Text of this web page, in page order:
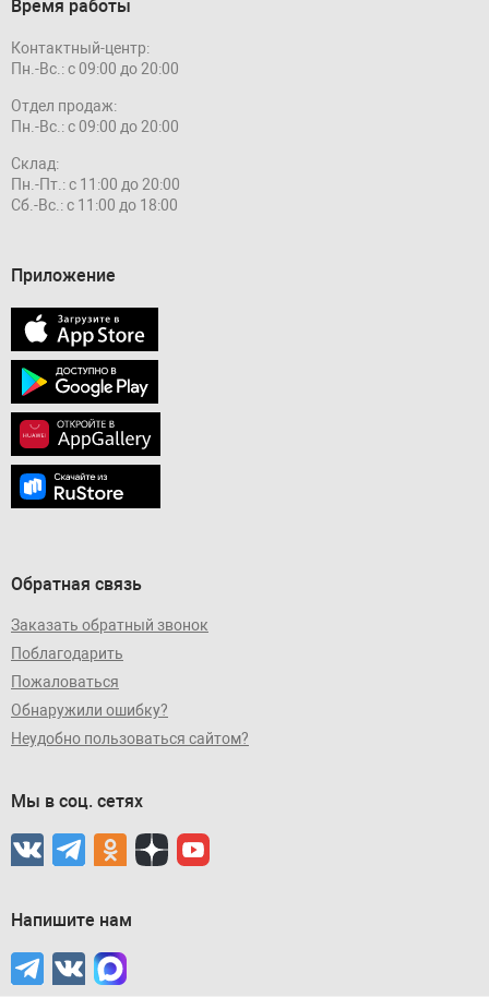
Время работы
Контактный-центр:
Пн.-Вс.: с 09:00 до 20:00
Отдел продаж:
Пн.-Вс.: с 09:00 до 20:00
Склад:
Пн.-Пт.: с 11:00 до 20:00
Сб.-Вс.: с 11:00 до 18:00
Приложение
Обратная связь
Заказать обратный звонок
Поблагодарить
Пожаловаться
Обнаружили ошибку?
Неудобно пользоваться сайтом?
Мы в соц. сетях
Напишите нам